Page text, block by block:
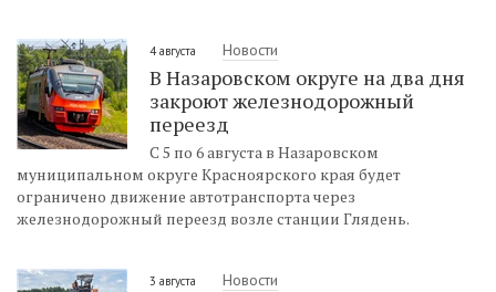
4 августа Новости
В Назаровском округе на два дня
закроют железнодорожный
переезд
С 5 по 6 августа в Назаровском
муниципальном округе Красноярского края будет
ограничено движение автотранспорта через
железнодорожный переезд возле станции Глядень.
3 августа Новости